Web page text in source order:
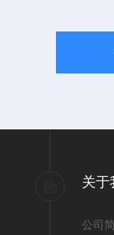
关于
公司